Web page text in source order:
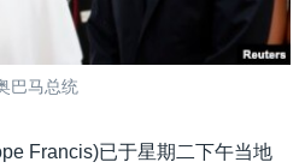
巴马总统
Francis)已于星期二下午当地